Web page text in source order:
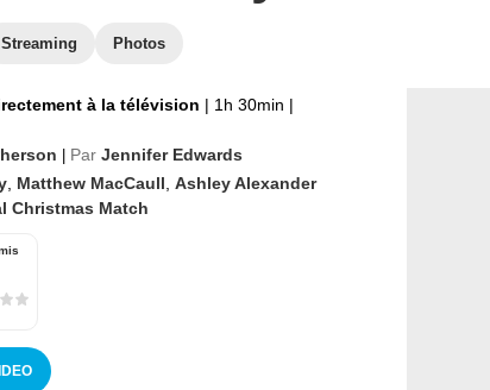
Streaming Photos
à la télévision | 1h 30min |
Par Jennifer Edwards
Matthew MacCaull Ashley Alexander
Christmas Match